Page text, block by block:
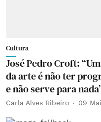
Cultura
José Pedro Croft:
da arte é não ter
e não serve para
Carla Alves Ribeiro 09